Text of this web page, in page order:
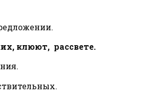
клюют, рассвете.